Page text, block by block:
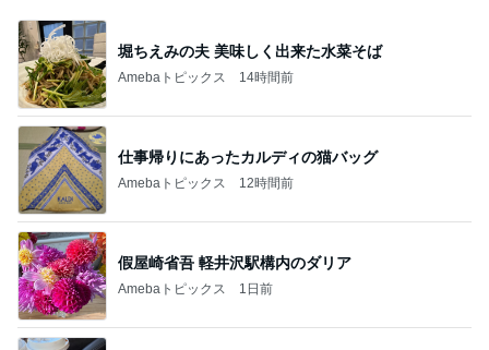
堀ちえみの夫 美味しく出来た水菜そば
Amebaトピックス 14時間前
仕事帰りにあったカルディの猫バッグ
Amebaトピックス 12時間前
假屋崎省吾 軽井沢駅構内のダリア
Amebaトピックス 1日前